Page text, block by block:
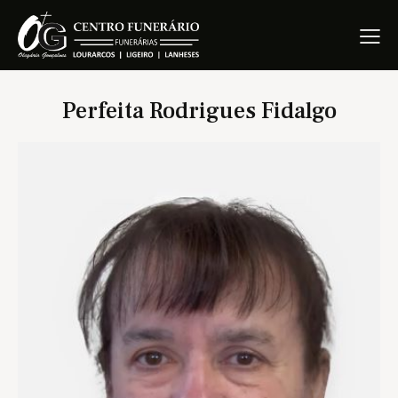
Perfeita Rodrigues Fidalgo